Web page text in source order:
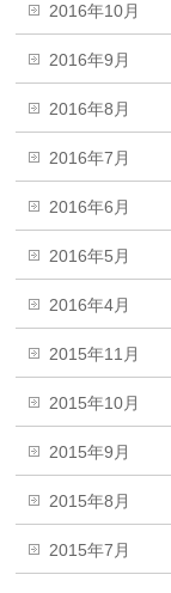
2016年10月
2016年9月
2016年8月
2016年7月
2016年6月
2016年5月
2016年4月
2015年11月
2015年10月
2015年9月
2015年8月
2015年7月